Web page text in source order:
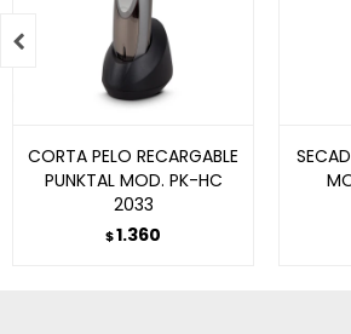
CORTA PELO RECARGABLE
PUNKTAL MOD. PK-HC
2033
$1.360
